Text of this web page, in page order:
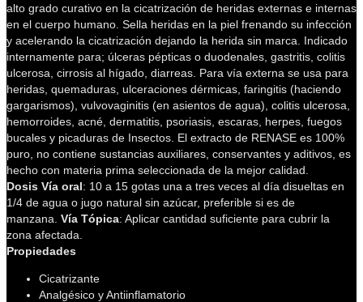
alto grado curativo en la cicatrización de heridas externas e internas
en el cuerpo humano. Sella heridas en la piel frenando su infección
y acelerando la cicatrización dejando la herida sin marca. Indicado
internamente para; úlceras pépticas o duodenales, gastritis, colitis
ulcerosa, cirrosis al hígado, diarreas. Para vía externa se usa para
heridas, quemaduras, ulceraciones dérmicas, faringitis (haciendo
gargarismos), vulvovaginitis (en asientos de agua), colitis ulcerosa,
hemorroides, acné, dermatitis, psoriasis, escaras, herpes, fuegos
bucales y picaduras de Insectos. El extracto de RENASE es 100%
puro, no contiene sustancias auxiliares, conservantes y aditivos, es
hecho con materia prima seleccionada de la mejor calidad.
Dosis Vía oral: 10 a 15 gotas una a tres veces al día disueltas en
1/4 de agua o jugo natural sin azúcar, preferible si es de
manzana. Vía Tópica: Aplicar cantidad suficiente para cubrir la
zona afectada.
Propiedades
Cicatrizante
Analgésico y Antiinflamatorio